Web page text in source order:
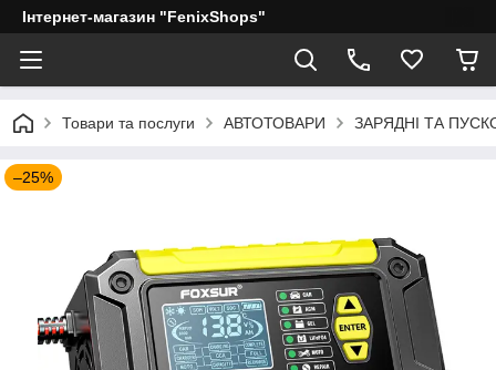
Інтернет-магазин "FenixShops"
Товари та послуги АВТОТОВАРИ ЗАРЯДНІ ТА
–25%